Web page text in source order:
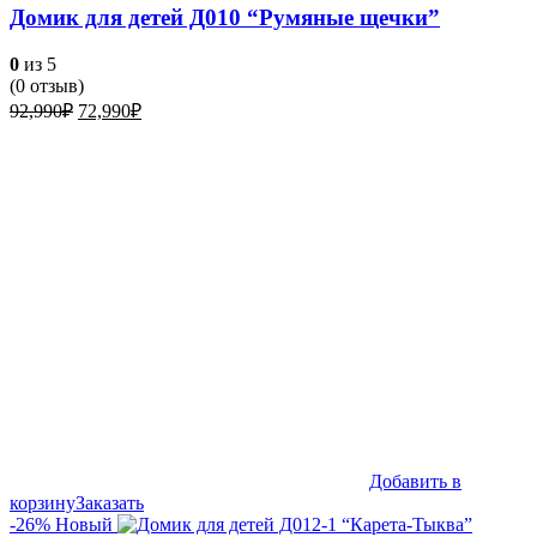
Домик для детей Д010 “Румяные щечки”
0 из 5
(0 отзыв)
92,990₽ Первоначальная
72,990₽Текущая
Добавить в
корзинуЗаказать
-26% Новый